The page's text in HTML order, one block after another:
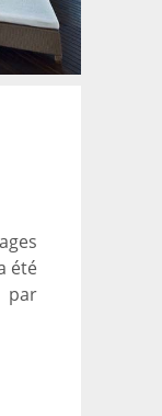
été
par